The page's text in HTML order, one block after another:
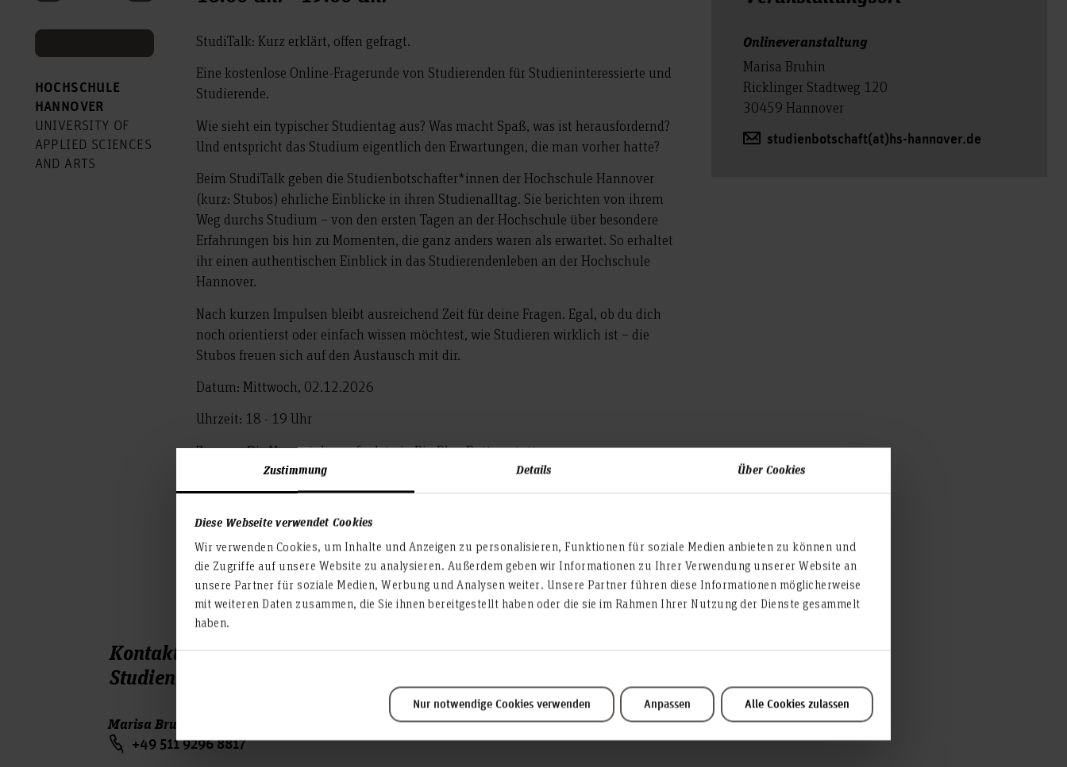
Zustimmung Details Über Cookies
Diese Webseite verwendet Cookies
Wir verwenden Cookies, um Inhalte und Anzeigen zu personalisieren, Funktionen für soziale Medien anbieten zu können und
die Zugriffe auf unsere Website zu analysieren. Außerdem geben wir Informationen zu Ihrer Verwendung unserer Website an
unsere Partner für soziale Medien, Werbung und Analysen weiter. Unsere Partner führen diese Informationen möglicherweise
mit weiteren Daten zusammen, die Sie ihnen bereitgestellt haben oder die sie im Rahmen Ihrer Nutzung der Dienste gesammelt
haben.
Nur notwendige Cookies verwenden Anpassen Alle Cookies zulassen
HOCHSCHULE
HANNOVER
UNIVERSITY OF
APPLIED SCIENCES
AND ARTS
StudiTalk: Kurz erklärt, offen gefragt.
Eine kostenlose Online-Fragerunde von Studierenden für Studieninteressierte und
Studierende.
Wie sieht ein typischer Studientag aus? Was macht Spaß, was ist herausfordernd?
Und entspricht das Studium eigentlich den Erwartungen, die man vorher hatte?
Beim StudiTalk geben die Studienbotschafter*innen der Hochschule Hannover
(kurz: Stubos) ehrliche Einblicke in ihren Studienalltag. Sie berichten von ihrem
Weg durchs Studium – von den ersten Tagen an der Hochschule über besondere
Erfahrungen bis hin zu Momenten, die ganz anders waren als erwartet. So erhaltet
ihr einen authentischen Einblick in das Studierendenleben an der Hochschule
Hannover.
Nach kurzen Impulsen bleibt ausreichend Zeit für deine Fragen. Egal, ob du dich
noch orientierst oder einfach wissen möchtest, wie Studieren wirklich ist – die
Stubos freuen sich auf den Austausch mit dir.
Datum: Mittwoch, 02.12.2026
Uhrzeit: 18 - 19 Uhr
Zugang: Die Veranstaltung findet via Big Blue Button statt.
Die Teilnahme ist kostenfrei und ohne Anmeldung möglich. Schalte dich einfach
Link zur Veranstaltung Teilen
Onlineveranstaltung
Marisa Bruhin
Ricklinger Stadtweg 120
30459 Hannover
studienbotschaft(at)hs-hannover.de
Kontakt Team
Studienbotschafter*innen
Marisa Bruhin
+49 511 9296 8817